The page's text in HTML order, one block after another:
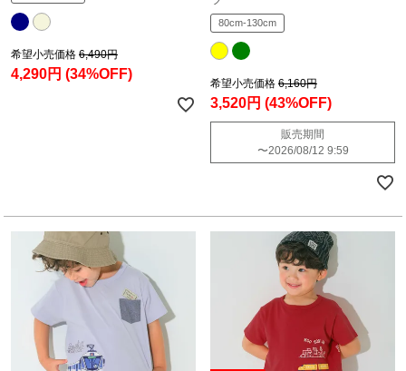
希望小売価格 6,490円
4,290円 (34%OFF)
80cm-130cm
希望小売価格 6,160円
3,520円 (43%OFF)
販売期間
〜2026/08/12 9:59